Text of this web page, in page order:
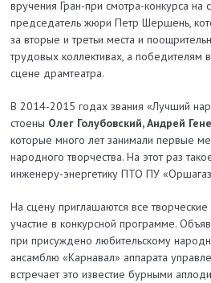
вручения Гран-при смотра-конкурса на
председатель жюри Петр Шершень,
за вторые и третьи места и
трудовых коллективах, а победителям
сцене драмтеатра.
В 2014-2015 годах звания «Лучший
стоены Олег Голубовский, Андрей
которые много лет занимали первые
народного творчества. На этот раз
инженеру-энергетику ПТО ПУ
На сцену приглашаются все
участие в конкурсной программе.
при присуждено любительскому
ансамб­лю «Карнавал» аппарата
встречает это известие бурными